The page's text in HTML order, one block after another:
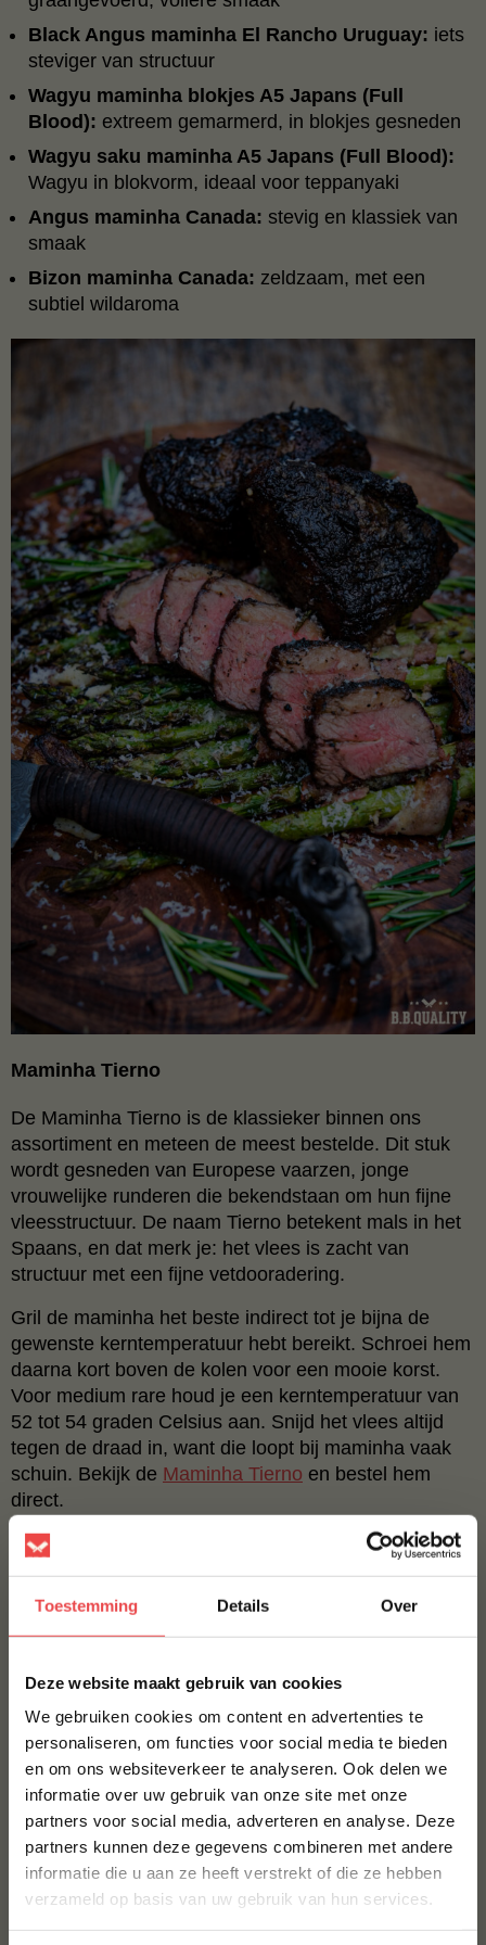
Toestemming Details Over
Deze website maakt gebruik van cookies
We gebruiken cookies om content en advertenties te
personaliseren, om functies voor social media te bieden
en om ons websiteverkeer te analyseren. Ook delen we
informatie over uw gebruik van onze site met onze
partners voor social media, adverteren en analyse. Deze
partners kunnen deze gegevens combineren met andere
informatie die u aan ze heeft verstrekt of die ze hebben
verzameld op basis van uw gebruik van hun services.
Black Angus maminha El Rancho Uruguay: iets
steviger van structuur
Wagyu maminha blokjes A5 Japans (Full
Blood): extreem gemarmerd, in blokjes gesneden
Wagyu saku maminha A5 Japans (Full Blood):
Wagyu in blokvorm, ideaal voor teppanyaki
Angus maminha Canada: stevig en klassiek van
smaak
Bizon maminha Canada: zeldzaam, met een
subtiel wildaroma
Maminha Tierno
De Maminha Tierno is de klassieker binnen ons
assortiment en meteen de meest bestelde. Dit stuk
wordt gesneden van Europese vaarzen, jonge
vrouwelijke runderen die bekendstaan om hun fijne
vleesstructuur. De naam Tierno betekent mals in het
Spaans, en dat merk je: het vlees is zacht van
structuur met een fijne vetdooradering.
Gril de maminha het beste indirect tot je bijna de
gewenste kerntemperatuur hebt bereikt. Schroei hem
daarna kort boven de kolen voor een mooie korst.
Voor medium rare houd je een kerntemperatuur van
52 tot 54 graden Celsius aan. Snijd het vlees altijd
tegen de draad in, want die loopt bij maminha vaak
schuin. Bekijk de Maminha Tierno en bestel hem
direct.
Wagyu maminha blokjes A5 Japans (Full Blood)
Wil je een keer iets heel bijzonders proeven? Dan is
Japanse Black Wagyu runderen uit Miyazaki, met een
boterzacht en enorm vol van smaak.
Gril de blokjes kort en heet, zonder olie of boter, want
het vet smelt vanzelf al bij de minste hitte. Door het
hoge vetgehalte is honderd tot honderdvijftig gram al
ruim voldoende per persoon. Bekijk deWagyu
maminha blokjes A5 Japans (Full Blood) en bestel ze
vandaag nog.
10% korting op je
eerste bestelling*
Schrijf je in voor onze nieuwsbrief en ontvang direct
10% korting op jouw eerste bestelling.
VOORNAAM